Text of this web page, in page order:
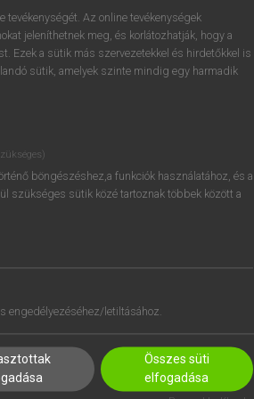
próbaverziójának elindításához
regisztrálok ésbelépek.
REGISZTRÁCIÓ
tevékenységét. Az online tevékenységek
jeleníthetnek meg, és korlátozhatják, hogy a
Ezek a sütik más szervezetekkel és hirdetőkkel is
sütik, amelyek szinte mindig egy harmadik
böngészéshez,a funkciók használatához, és a
szükséges sütik közé tartoznak többek között a
engedélyezéséhez/letiltásához.
Összes süti
elfogadása